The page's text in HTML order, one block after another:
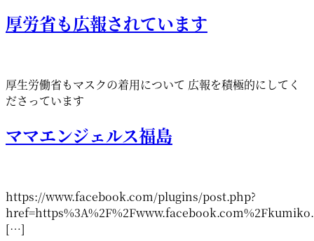
厚労省も広報されています
厚生労働省もマスクの着用について 広報を積極的にしてく
ださっています
ママエンジェルス福島
https://www.facebook.com/plugins/post.php?
[…]